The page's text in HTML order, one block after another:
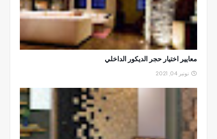
معايير اختيار حجر الديكور الداخلي
نونبر 04, 2021